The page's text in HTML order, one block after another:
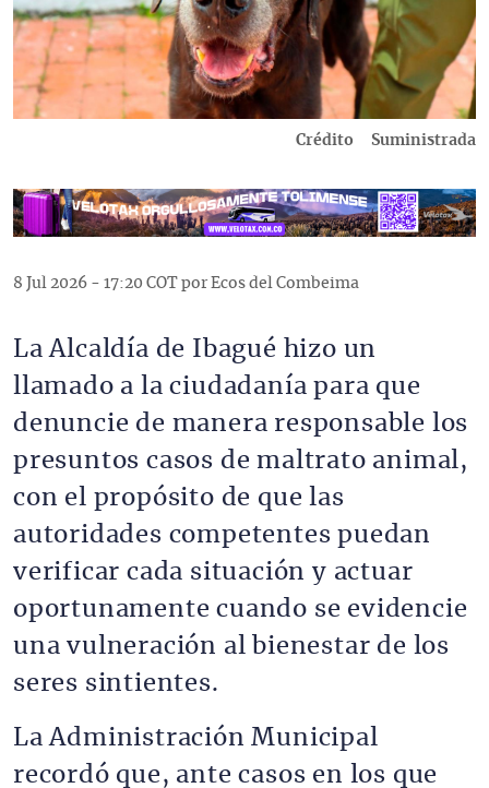
Crédito Suministrada
8 Jul 2026 - 17:20 COT por Ecos del Combeima
La Alcaldía de Ibagué hizo un
llamado a la ciudadanía para que
denuncie de manera responsable los
presuntos casos de maltrato animal,
con el propósito de que las
autoridades competentes puedan
verificar cada situación y actuar
oportunamente cuando se evidencie
una vulneración al bienestar de los
seres sintientes.
La Administración Municipal
recordó que, ante casos en los que